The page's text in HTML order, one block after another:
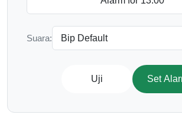
Suara:
Uji Set